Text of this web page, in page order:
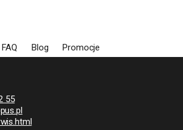
FAQ Blog Promocje
55